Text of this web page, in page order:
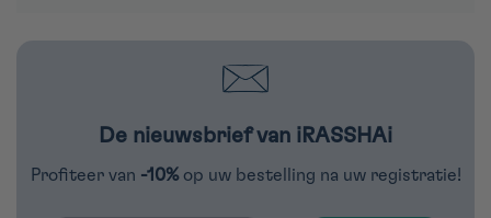
De nieuwsbrief van iRASSHAi
Profiteer van -10% op uw bestelling na uw registratie!